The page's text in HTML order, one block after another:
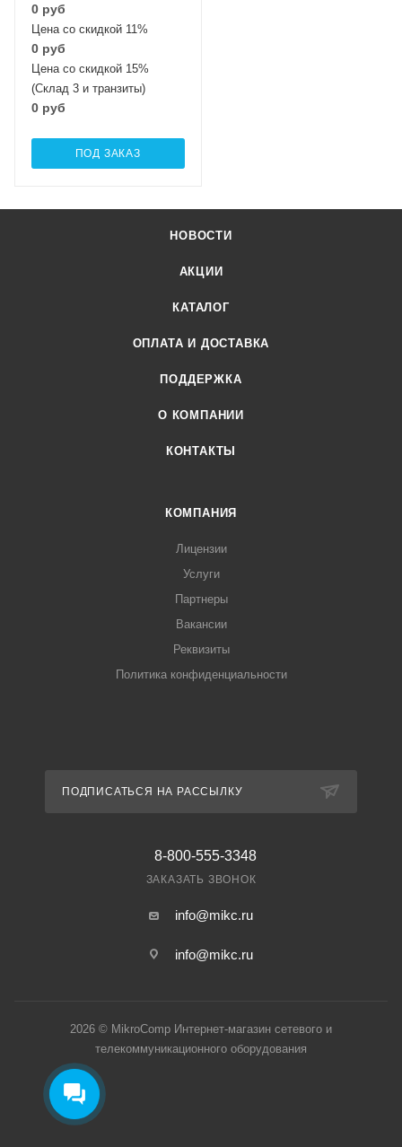
0 руб
Цена со скидкой 11%
0 руб
Цена со скидкой 15%
(Склад 3 и транзиты)
0 руб
ПОД ЗАКАЗ
НОВОСТИ
АКЦИИ
КАТАЛОГ
ОПЛАТА И ДОСТАВКА
ПОДДЕРЖКА
О КОМПАНИИ
КОНТАКТЫ
КОМПАНИЯ
Лицензии
Услуги
Партнеры
Вакансии
Реквизиты
Политика конфиденциальности
ПОДПИСАТЬСЯ НА РАССЫЛКУ
8-800-555-3348
ЗАКАЗАТЬ ЗВОНОК
info@mikc.ru
info@mikc.ru
2026 © MikroComp Интернет-магазин сетевого и
телекоммуникационного оборудования